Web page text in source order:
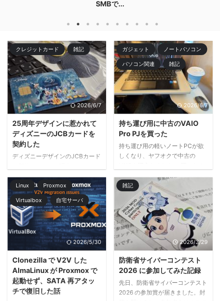
SMBで...
クレジットカード 雑記
2026/6/7
25周年デザインに惹かれて
ディズニーのJCBカードを
契約した
ディズニーデザインのJCBカード
ンプルで、25周年デザインが良
かったからです。 カードの機能
や特典ももちろん大事ですが、今
回はそれ以上に見た目に惹かれま
した。青を基調にしたデザイン
に、ミッキーやミニー、ドナルド
たちが並んでいて、記念カードら
しい特別感があります。 普段使
取り出したときに少し気分が上が
るものがいい。そう考えると、こ
ういうデザインで選ぶのも全然あ
りだなと思いました。 一緒にミ
ガジェット ノートパソコン
パソコン関連 雑記
2026/6/7
持ち運び用に中古のVAIO
Pro PJを買った
持ち運び用の軽いノートPCが欲
しくなり、ヤフオクで中古の
ンチのモバイルノートで、CPU
は Core i5-1135G7、メモリ
16GB、SSD 256GB という構成
です。 落札価格は 25,800円。 サ
ブ用途のPCとして考えると、か
なりちょうどいい価格でした。
軽くて気軽に持ち出せるPCが欲
別に、外へ持ち出しやすいノート
PCが1台欲しいと思っていまし
た。 用途としては、外出先でブ
ロ ...
Linux Proxmox
Virtualbox 自宅サーバ
2026/5/30
Clonezilla で V2V した
AlmaLinux が Proxmox で
起動せず、SATA 再アタッ
チで復旧した話
雑記
2026/3/29
防衛省サイバーコンテスト
2026 に参加してみた記録
先日、防衛省サイバーコンテスト
2026 の参加賞が届きました。封